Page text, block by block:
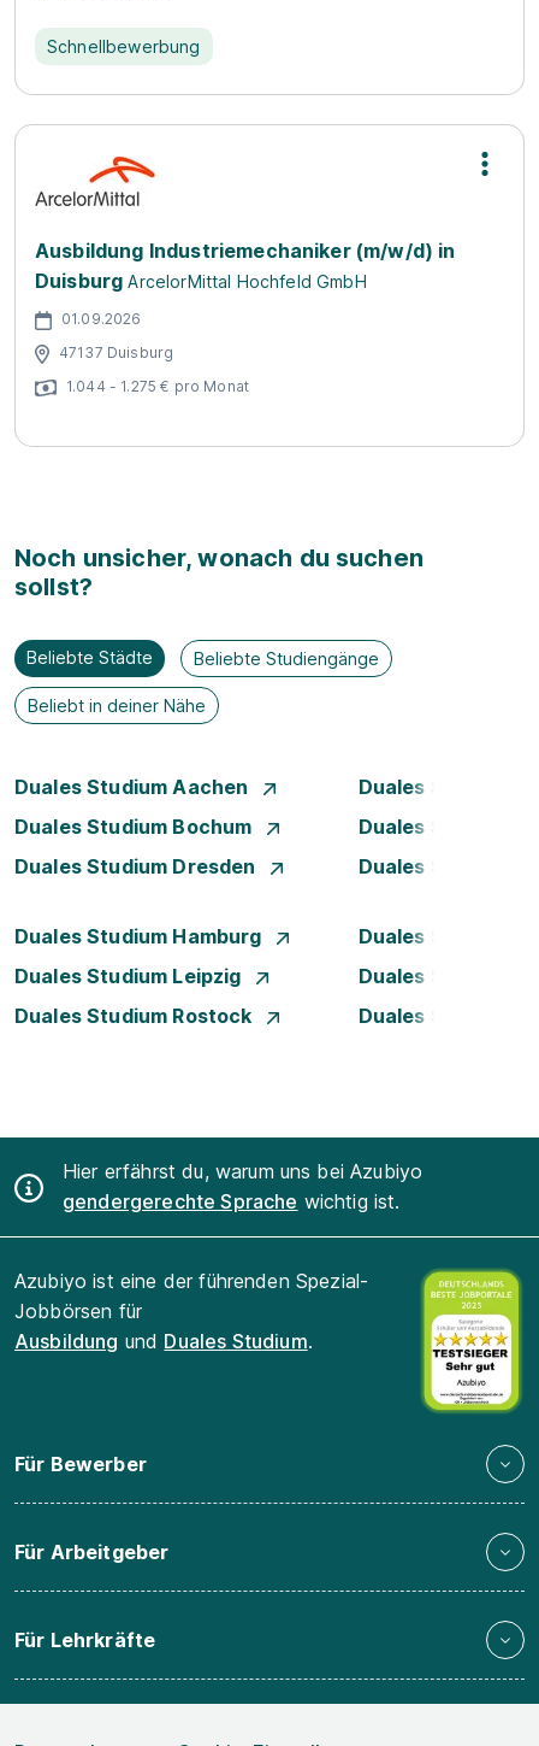
Schnellbewerbung
Ausbildung Industriemechaniker (m/w/d) in
Duisburg ArcelorMittal Hochfeld GmbH
01.09.2026
47137 Duisburg
1.044 - 1.275 € pro Monat
Noch unsicher, wonach du suchen
sollst?
Beliebte Städte Beliebte Studiengänge
Beliebt in deiner Nähe
Duales Studium Aachen
Duales Studium
Duales Studium Bochum
Duales Studium
Duales Studium Dresden
Duales Studium
Duales Studium Hamburg
Duales Studium
Duales Studium Leipzig
Duales Studium
Duales Studium Rostock
Duales Studium
Hier erfährst du, warum uns bei Azubiyo
gendergerechte Sprache wichtig ist.
Azubiyo ist eine der führenden Spezial-
Jobbörsen für
Ausbildung und Duales Studium.
Für Bewerber
Für Arbeitgeber
Für Lehrkräfte